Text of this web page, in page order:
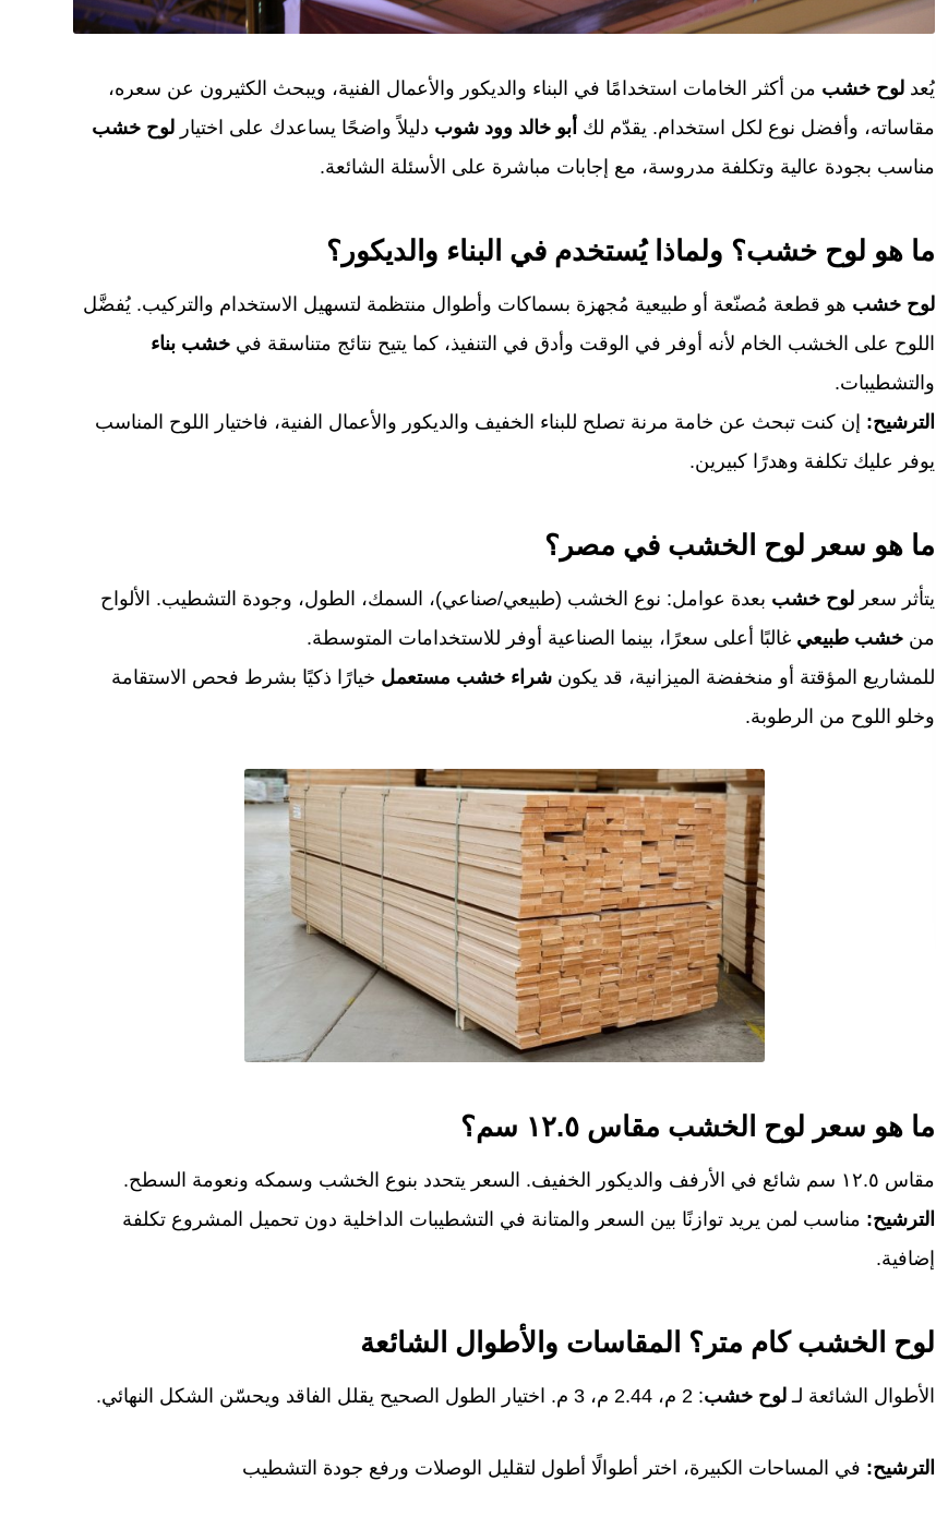
يُعد لوح خشب من أكثر الخامات استخدامًا في البناء والديكور والأعمال الفنية، ويبحث الكثيرون عن سعره،
مقاساته، وأفضل نوع لكل استخدام. يقدّم لك أبو خالد وود شوب دليلاً واضحًا يساعدك على اختيار لوح خشب
مناسب بجودة عالية وتكلفة مدروسة، مع إجابات مباشرة على الأسئلة الشائعة.
ما هو لوح خشب؟ ولماذا يُستخدم في البناء والديكور؟
لوح خشب هو قطعة مُصنّعة أو طبيعية مُجهزة بسماكات وأطوال منتظمة لتسهيل الاستخدام والتركيب. يُفضَّل
اللوح على الخشب الخام لأنه أوفر في الوقت وأدق في التنفيذ، كما يتيح نتائج متناسقة في خشب بناء
والتشطيبات.
الترشيح: إن كنت تبحث عن خامة مرنة تصلح للبناء الخفيف والديكور والأعمال الفنية، فاختيار اللوح المناسب
يوفر عليك تكلفة وهدرًا كبيرين.
ما هو سعر لوح الخشب في مصر؟
يتأثر سعر لوح خشب بعدة عوامل: نوع الخشب (طبيعي/صناعي)، السمك، الطول، وجودة التشطيب. الألواح
من خشب طبيعي غالبًا أعلى سعرًا، بينما الصناعية أوفر للاستخدامات المتوسطة.
للمشاريع المؤقتة أو منخفضة الميزانية، قد يكون شراء خشب مستعمل خيارًا ذكيًا بشرط فحص الاستقامة
وخلو اللوح من الرطوبة.
ما هو سعر لوح الخشب مقاس ١٢.٥ سم؟
مقاس ١٢.٥ سم شائع في الأرفف والديكور الخفيف. السعر يتحدد بنوع الخشب وسمكه ونعومة السطح.
الترشيح: مناسب لمن يريد توازنًا بين السعر والمتانة في التشطيبات الداخلية دون تحميل المشروع تكلفة
إضافية.
لوح الخشب كام متر؟ المقاسات والأطوال الشائعة
الأطوال الشائعة لـ لوح خشب: 2 م، 2.44 م، 3 م. اختيار الطول الصحيح يقلل الفاقد ويحسّن الشكل النهائي.
الترشيح: في المساحات الكبيرة، اختر أطوالًا أطول لتقليل الوصلات ورفع جودة التشطيب